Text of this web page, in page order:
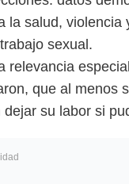
la salud, violencia
sexual.
relevancia
que al menos
su labor si